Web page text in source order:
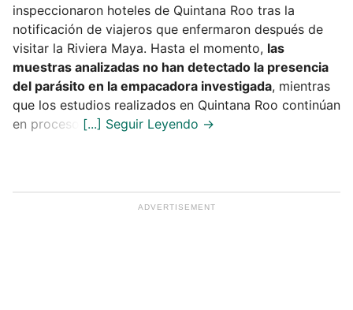
inspeccionaron hoteles de Quintana Roo tras la
notificación de viajeros que enfermaron después de
visitar la Riviera Maya. Hasta el momento, las
muestras analizadas no han detectado la presencia
del parásito en la empacadora investigada, mientras
que los estudios realizados en Quintana Roo continúan
en proceso.